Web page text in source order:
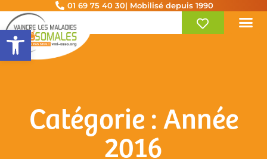
Ouvrir la barre d’outils
01 69 75 40 30| Mobilisé depuis 1990
Catégorie : Année
2016